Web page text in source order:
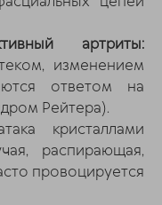
артриты:
изменением
ответом на
Рейтера).
кристаллами
распирающая,
провоцируется